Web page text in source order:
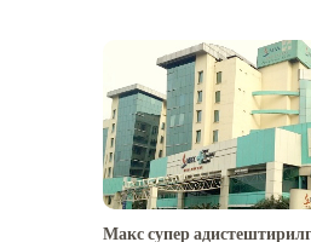
Макс супер